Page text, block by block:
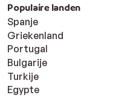
Populaire landen
Spanje
Griekenland
Portugal
Bulgarije
Turkije
Egypte